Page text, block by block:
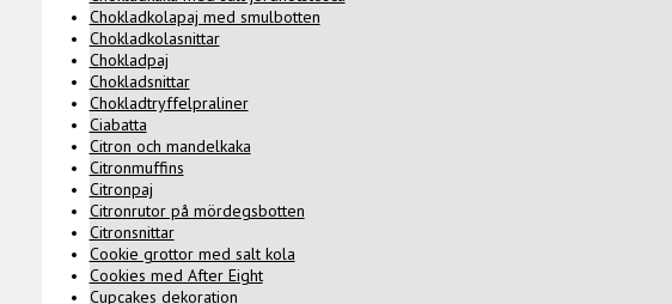
Chokladkolapaj med smulbotten
Chokladkolasnittar
Chokladpaj
Chokladsnittar
Chokladtryffelpraliner
Ciabatta
Citron och mandelkaka
Citronmuffins
Citronpaj
Citronrutor på mördegsbotten
Citronsnittar
Cookie grottor med salt kola
Cookies med After Eight
Cupcakes dekoration